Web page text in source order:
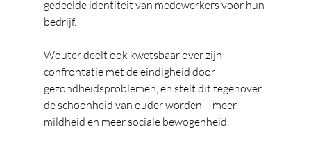
gedeelde identiteit van medewerkers voor hun
bedrijf.
Wouter deelt ook kwetsbaar over zijn
confrontatie met de eindigheid door
gezondheidsproblemen, en stelt dit tegenover
de schoonheid van ouder worden – meer
mildheid en meer sociale bewogenheid.